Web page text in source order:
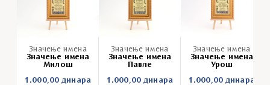
Значење имена
Значење имена
Милош
1.000,00динара
Значење имена
Значење имена
Павле
1.000,00динара
Значење имена
Значење имена
Урош
1.000,00динара